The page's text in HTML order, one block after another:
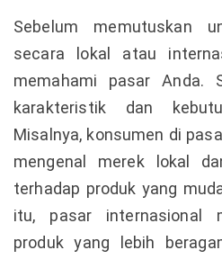
Sebelum memutuskan
secara lokal atau
memahami pasar Anda.
karakteristik dan
Misalnya, konsumen di
mengenal merek lokal
terhadap produk yang
itu, pasar internasional
produk yang lebih